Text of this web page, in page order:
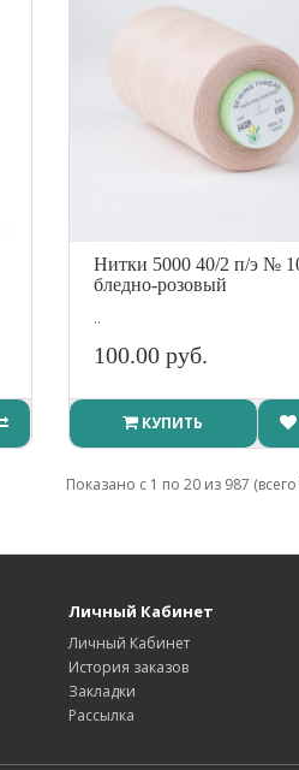
Нитки 5000 40/2 п/э №
бледно-розовый
..
100.00 руб.
КУПИТЬ
Показано с 1 по 20 из 987
Личный Кабинет
Личный Кабинет
История заказов
Закладки
Рассылка